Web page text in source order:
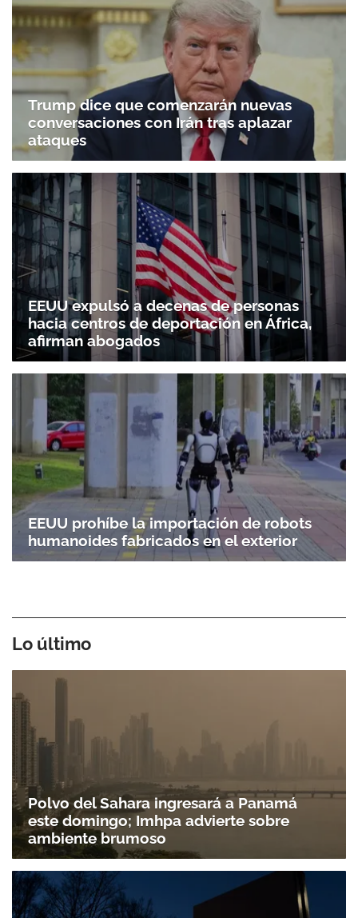
Trump dice que comenzarán nuevas
conversaciones con Irán tras aplazar
ataques
EEUU expulsó a decenas de personas
hacia centros de deportación en África,
afirman abogados
EEUU prohíbe la importación de robots
humanoides fabricados en el exterior
Lo último
Polvo del Sahara ingresará a Panamá
este domingo; Imhpa advierte sobre
ambiente brumoso